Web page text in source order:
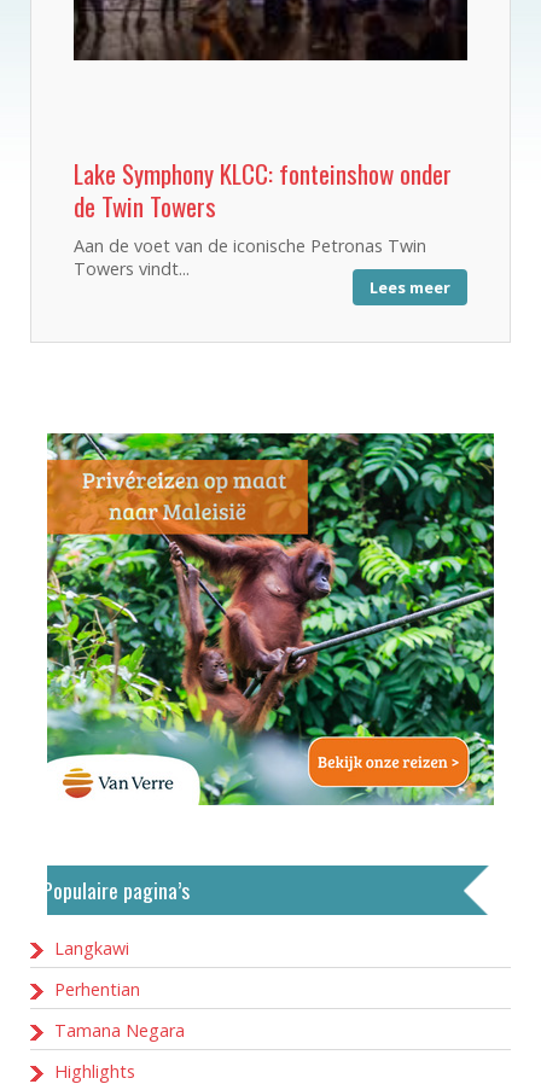
Lake Symphony KLCC: fonteinshow onder
de Twin Towers
Aan de voet van de iconische Petronas Twin
Towers vindt...
Lees meer
Populaire pagina’s
Langkawi
Perhentian
Tamana Negara
Highlights